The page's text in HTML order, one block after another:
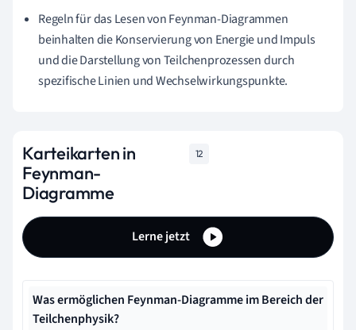
Regeln für das Lesen von Feynman-Diagrammen
beinhalten die Konservierung von Energie und Impuls
und die Darstellung von Teilchenprozessen durch
spezifische Linien und Wechselwirkungspunkte.
Karteikarten in
Feynman-
Diagramme
12
Lerne jetzt
Was ermöglichen Feynman-Diagramme im Bereich der
Teilchenphysik?